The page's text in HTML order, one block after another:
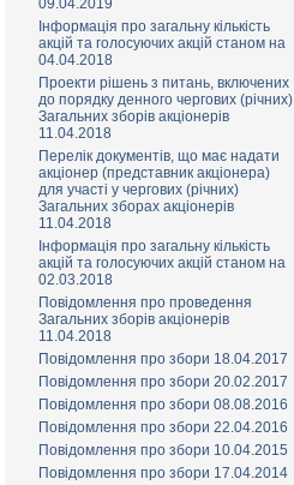
09.04.2019
Інформація про загальну кількість
акцій та голосуючих акцій станом на
04.04.2018
Проекти рішень з питань, включених
до порядку денного чергових (річних)
Загальних зборів акціонерів
11.04.2018
Перелік документів, що має надати
акціонер (представник акціонера)
для участі у чергових (річних)
Загальних зборах акціонерів
11.04.2018
Інформація про загальну кількість
акцій та голосуючих акцій станом на
02.03.2018
Повідомлення про проведення
Загальних зборів акціонерів
11.04.2018
Повідомлення про збори 18.04.2017
Повідомлення про збори 20.02.2017
Повідомлення про збори 08.08.2016
Повідомлення про збори 22.04.2016
Повідомлення про збори 10.04.2015
Повідомлення про збори 17.04.2014